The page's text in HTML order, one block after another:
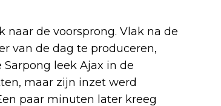
de voorsprong. Vlak na de
van de dag te produceren,
leek Ajax in de
maar zijn inzet werd
paar minuten later kreeg